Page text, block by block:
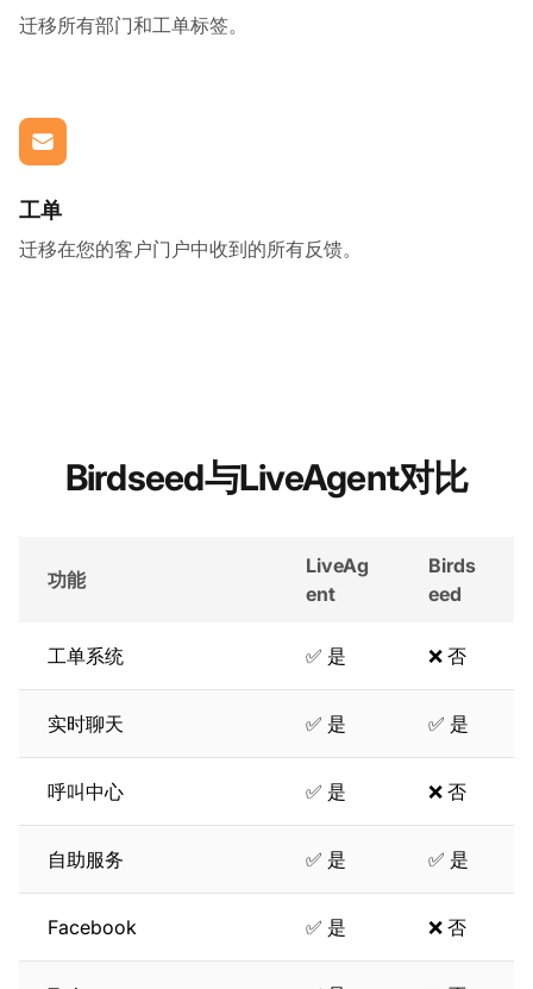
迁移所有部门和工单标签。
工单
迁移在您的客户门户中收到的所有反馈。
Birdseed与LiveAgent对比
功能
LiveAg
ent
Birds
eed
工单系统 ✅ 是 ❌ 否
实时聊天 ✅ 是 ✅ 是
呼叫中心 ✅ 是 ❌ 否
自助服务 ✅ 是 ✅ 是
Facebook ✅ 是 ❌ 否